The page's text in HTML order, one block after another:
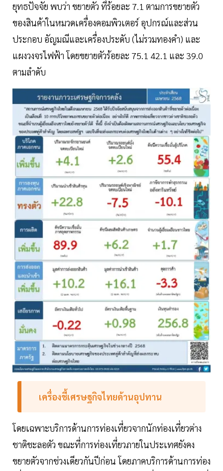
ยุทธปัจจัย พบว่า ขยายตัว ที่ร้อยละ 7.1 ตามการขยายตัว
ของสินค้าในหมวดเครื่องคอมพิวเตอร์ อุปกรณ์และส่วน
ประกอบ อัญมณีและเครื่องประดับ (ไม่รวมทองคำ) และ
แผงวงจรไฟฟ้า โดยขยายตัวร้อยละ 75.1 42.1 และ 39.0
ตามลำดับ
เครื่องชี้เศรษฐกิจไทยด้านอุปทาน
โดยเฉพาะบริการด้านการท่องเที่ยวจากนักท่องเที่ยวต่าง
ชาติชะลอตัว ขณะที่การท่องเที่ยวภายในประเทศยังคง
ขยายตัวจากช่วงเดียวกันปีก่อน โดยภาคบริการด้านการท่อง